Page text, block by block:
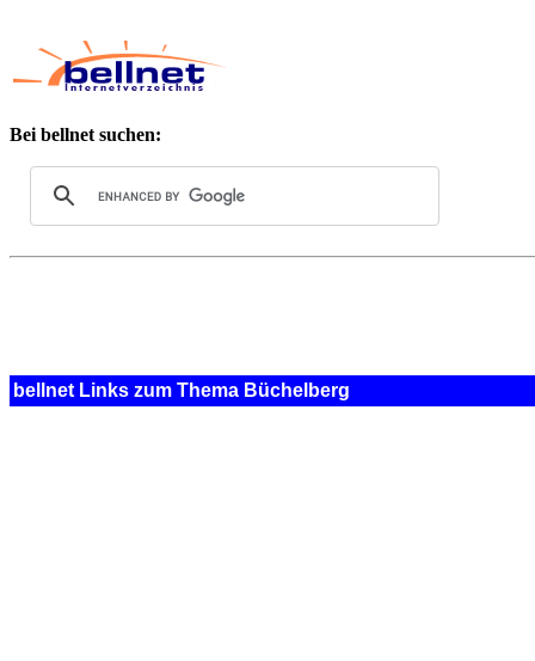
Bei bellnet suchen:
bellnet Links zum Thema Büchelberg